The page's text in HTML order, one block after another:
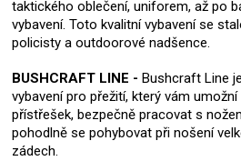
taktického oblečení, uniforem, až po
vybavení. Toto kvalitní vybavení se
policisty a outdoorové nadšence.
BUSHCRAFT LINE - Bushcraft Line
vybavení pro přežití, který vám
přístřešek, bezpečně pracovat s
pohodlně se pohybovat při nošení
zádech.